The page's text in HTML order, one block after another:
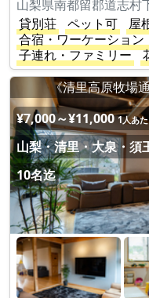
山梨県南都留郡道志村
貸別荘
ペット可 屋
合宿・ワーケーション
子連れ・ファミリー
《清里高原牧場
¥7,000～¥11,000 1人あ
山梨・清里・大泉・須
10名迄